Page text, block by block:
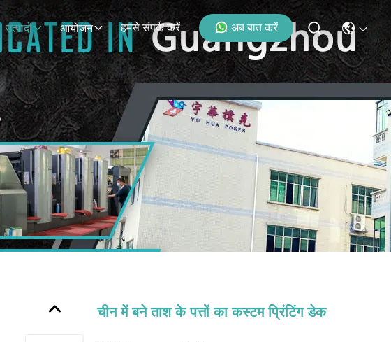
उत्पादों आयोजन हमसे संपर्क करें अब बात करें
चीन में बने ताश के पत्तों का कस्टम प्रिंटिंग डेक